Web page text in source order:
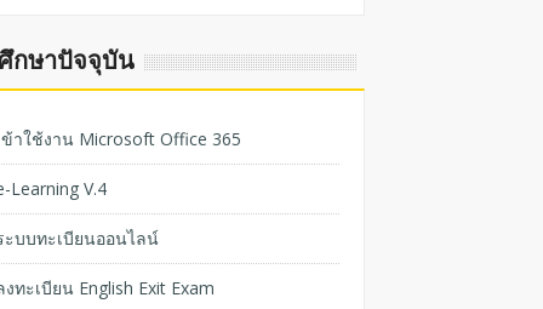
กษาปัจจุบัน
ข้าใช้งาน Microsoft Office 365
Learning V.4
ะบบทะเบียนออนไลน์
งทะเบียน English Exit Exam